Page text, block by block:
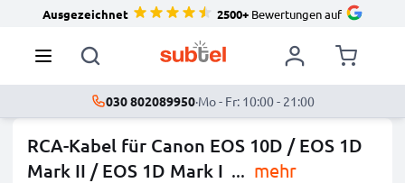
Ausgezeichnet 2500+Bewertungen auf
030 802089950·Mo - Fr: 10:00 - 21:00
RCA-Kabel für Canon EOS 10D / EOS 1D
Mark II / EOS 1D Mark I ... mehr